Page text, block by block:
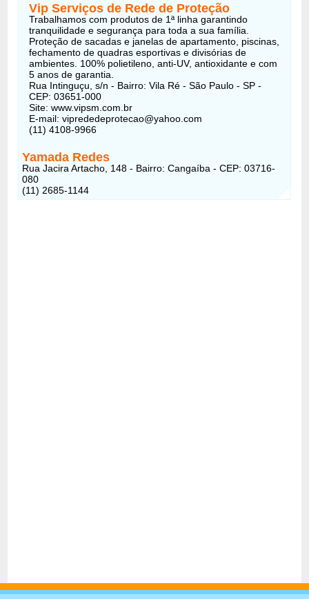
Vip Serviços de Rede de Proteção
Trabalhamos com produtos de 1ª linha garantindo
tranquilidade e segurança para toda a sua família.
Proteção de sacadas e janelas de apartamento, piscinas,
fechamento de quadras esportivas e divisórias de
ambientes. 100% polietileno, anti-UV, antioxidante e com
5 anos de garantia.
Rua Intinguçu, s/n - Bairro: Vila Ré - São Paulo - SP -
CEP: 03651-000
Site: www.vipsm.com.br
E-mail:viprededeprotecao@yahoo.com
(11) 4108-9966
Yamada Redes
Rua Jacira Artacho, 148 - Bairro: Cangaíba - CEP: 03716-
080
(11) 2685-1144